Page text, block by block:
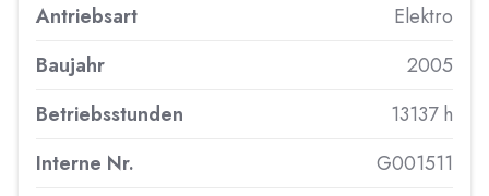
Antriebsart
Elektro
Baujahr
2005
Betriebsstunden
13137 h
Interne Nr.
G001511